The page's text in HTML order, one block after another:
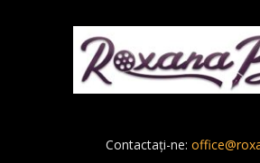
Contactați-ne: